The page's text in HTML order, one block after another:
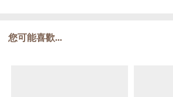
您可能喜歡...